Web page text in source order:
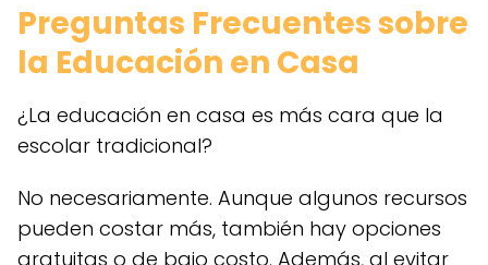
Preguntas Frecuentes sobre
la Educación en Casa
¿La educación en casa es más cara que la
escolar tradicional?
No necesariamente. Aunque algunos recursos
pueden costar más, también hay opciones
gratuitas o de bajo costo. Además, al evitar